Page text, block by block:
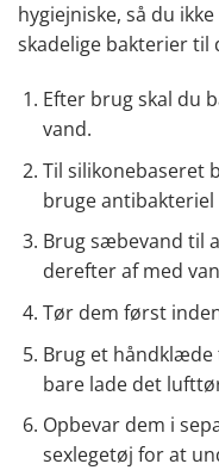
hygiejniske, så du
skadelige bakterier til
Efter brug skal du
vand.
Til silikonebaseret
bruge
Brug sæbevand til
derefter af med
Tør dem først
Brug et
bare lade det
Opbevar dem i
sexlegetøj for at